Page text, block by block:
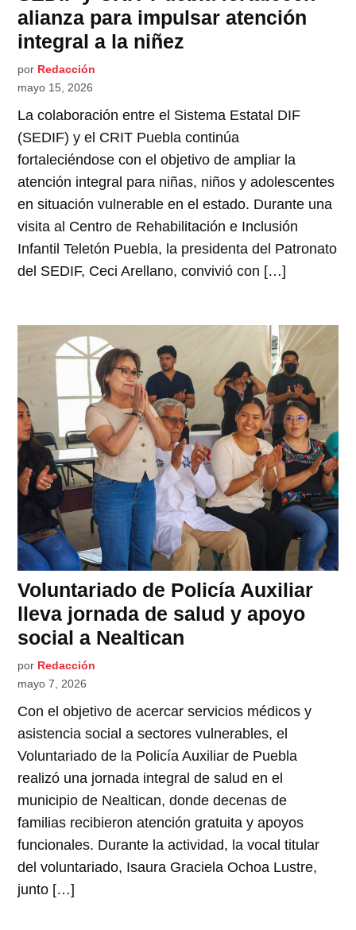
alianza para impulsar atención
integral a la niñez
por Redacción
mayo 15, 2026
La colaboración entre el Sistema Estatal DIF
(SEDIF) y el CRIT Puebla continúa
fortaleciéndose con el objetivo de ampliar la
atención integral para niñas, niños y adolescentes
en situación vulnerable en el estado. Durante una
visita al Centro de Rehabilitación e Inclusión
Infantil Teletón Puebla, la presidenta del Patronato
del SEDIF, Ceci Arellano, convivió con […]
Voluntariado de Policía Auxiliar
lleva jornada de salud y apoyo
social a Nealtican
por Redacción
mayo 7, 2026
Con el objetivo de acercar servicios médicos y
asistencia social a sectores vulnerables, el
Voluntariado de la Policía Auxiliar de Puebla
realizó una jornada integral de salud en el
municipio de Nealtican, donde decenas de
familias recibieron atención gratuita y apoyos
funcionales. Durante la actividad, la vocal titular
del voluntariado, Isaura Graciela Ochoa Lustre,
junto […]